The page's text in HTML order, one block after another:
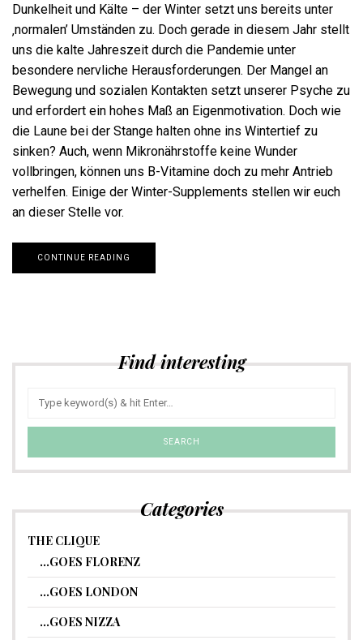
Dunkelheit und Kälte – der Winter setzt uns bereits unter
‚normalen’ Umständen zu. Doch gerade in diesem Jahr stellt
uns die kalte Jahreszeit durch die Pandemie unter
besondere nervliche Herausforderungen. Der Mangel an
Bewegung und sozialen Kontakten setzt unserer Psyche zu
und erfordert ein hohes Maß an Eigenmotivation. Doch wie
die Laune bei der Stange halten ohne ins Wintertief zu
sinken? Auch, wenn Mikronährstoffe keine Wunder
vollbringen, können uns B-Vitamine doch zu mehr Antrieb
verhelfen. Einige der Winter-Supplements stellen wir euch
an dieser Stelle vor.
CONTINUE READING
Find interesting
Categories
THE CLIQUE
…GOES FLORENZ
…GOES LONDON
…GOES NIZZA